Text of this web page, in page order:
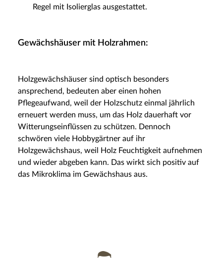
Regel mit Isolierglas ausgestattet.
Gewächshäuser mit Holzrahmen:
Holzgewächshäuser sind optisch besonders
ansprechend, bedeuten aber einen hohen
Pflegeaufwand, weil der Holzschutz einmal jährlich
erneuert werden muss, um das Holz dauerhaft vor
Witterungseinflüssen zu schützen. Dennoch
schwören viele Hobbygärtner auf ihr
Holzgewächshaus, weil Holz Feuchtigkeit aufnehmen
und wieder abgeben kann. Das wirkt sich positiv auf
das Mikroklima im Gewächshaus aus.